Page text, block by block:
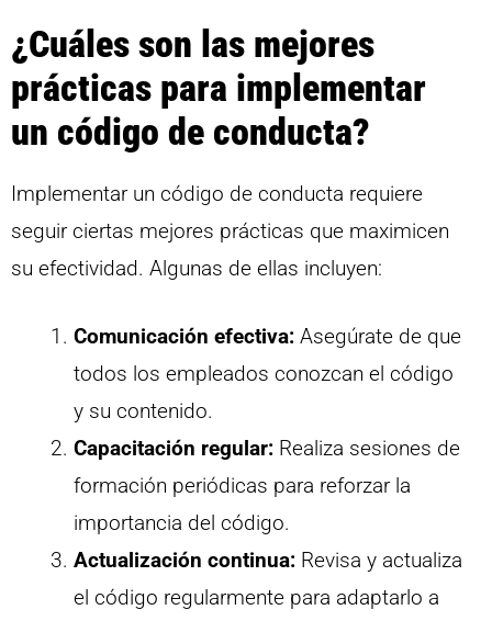
¿Cuáles son las mejores
prácticas para implementar
un código de conducta?
Implementar un código de conducta requiere
seguir ciertas mejores prácticas que maximicen
su efectividad. Algunas de ellas incluyen:
Comunicación efectiva: Asegúrate de que
todos los empleados conozcan el código
y su contenido.
Capacitación regular: Realiza sesiones de
formación periódicas para reforzar la
importancia del código.
Actualización continua: Revisa y actualiza
el código regularmente para adaptarlo a